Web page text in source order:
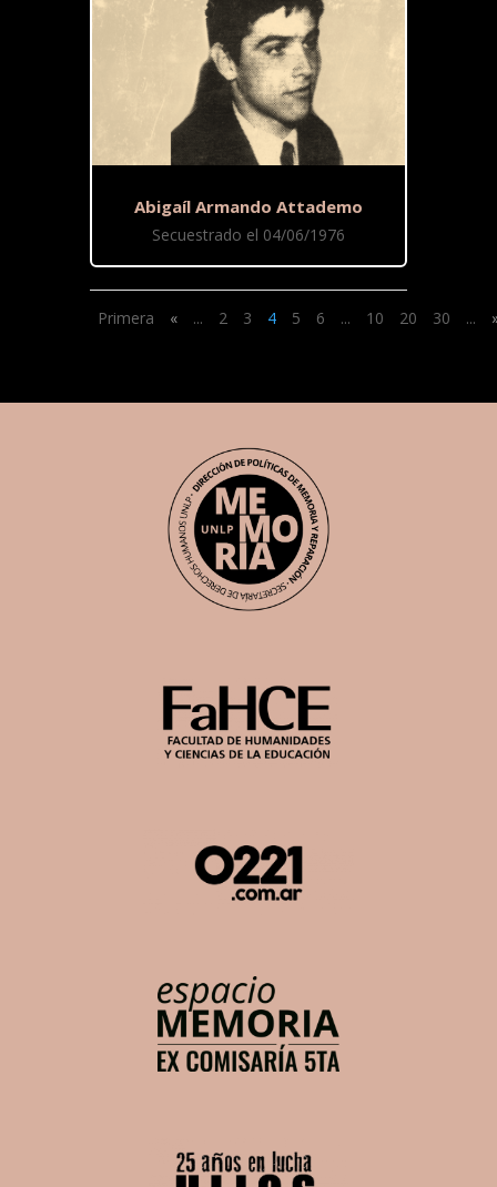
Abigaíl Armando Attademo
Secuestrado el 04/06/1976
Primera « ... 2 3 4 5 6 ... 10 20 30 ...